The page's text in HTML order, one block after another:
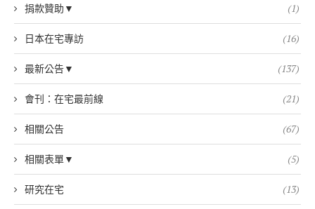
捐款贊助▼ (1)
日本在宅專訪 (16)
最新公告▼ (137)
會刊：在宅最前線 (21)
相關公告 (67)
相關表單▼ (5)
研究在宅 (13)